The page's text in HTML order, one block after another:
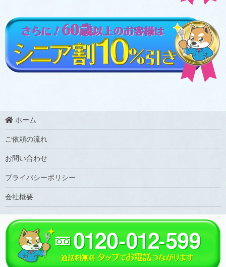
ホーム
ご依頼の流れ
お問い合わせ
プライバシーポリシー
会社概要
Copyright © 大分の水トラブルなら大分水道救急 All Rights Reserved.